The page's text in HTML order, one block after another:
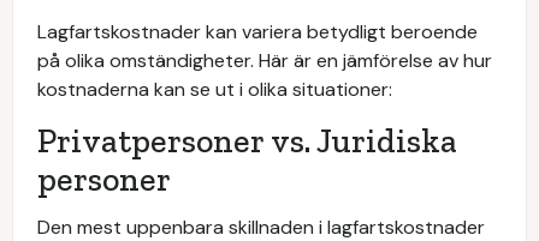
Lagfartskostnader kan variera betydligt beroende
på olika omständigheter. Här är en jämförelse av hur
kostnaderna kan se ut i olika situationer:
Privatpersoner vs. Juridiska
personer
Den mest uppenbara skillnaden i lagfartskostnader